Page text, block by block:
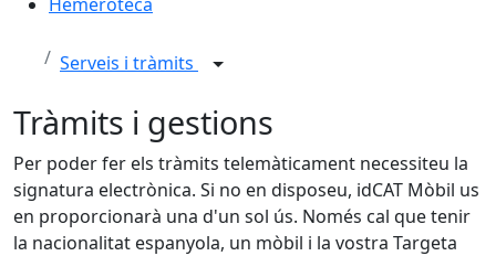
Serveis i tràmits
Tràmits i gestions
Per poder fer els tràmits telemàticament necessiteu la
signatura electrònica. Si no en disposeu, idCAT Mòbil us
en proporcionarà una d'un sol ús. Només cal que tenir
la nacionalitat espanyola, un mòbil i la vostra Targeta